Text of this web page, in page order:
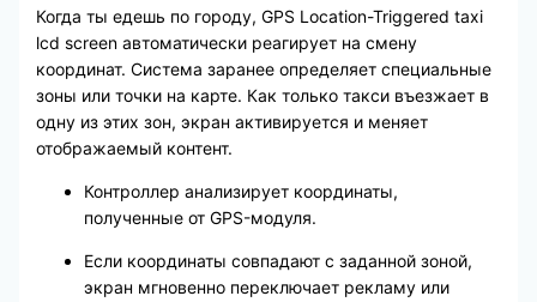
Когда ты едешь по городу, GPS Location-Triggered taxi
lcd screen автоматически реагирует на смену
координат. Система заранее определяет специальные
зоны или точки на карте. Как только такси въезжает в
одну из этих зон, экран активируется и меняет
отображаемый контент.
Контроллер анализирует координаты,
полученные от GPS-модуля.
Если координаты совпадают с заданной зоной,
экран мгновенно переключает рекламу или